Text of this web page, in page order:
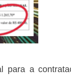
para a